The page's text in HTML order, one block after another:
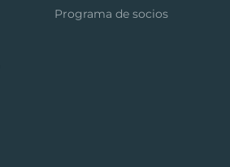
Programa de socios